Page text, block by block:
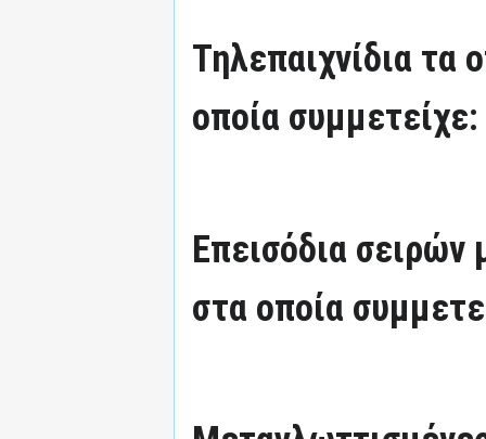
Τηλεπαιχνίδια τα
οποία συμμετείχε:
Επεισόδια
στα οποία